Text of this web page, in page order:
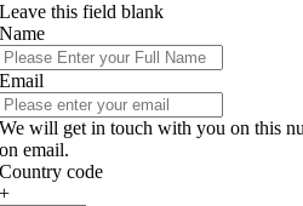
Leave this field blank
Name
Email
We will get in touch with you on this
on email.
Country code
+